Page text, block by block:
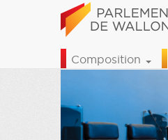
Composition